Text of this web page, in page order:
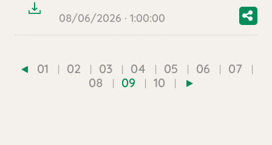
08/06/2026 · 1:00:00
01 02 03 04 05 06
07
08
09 10